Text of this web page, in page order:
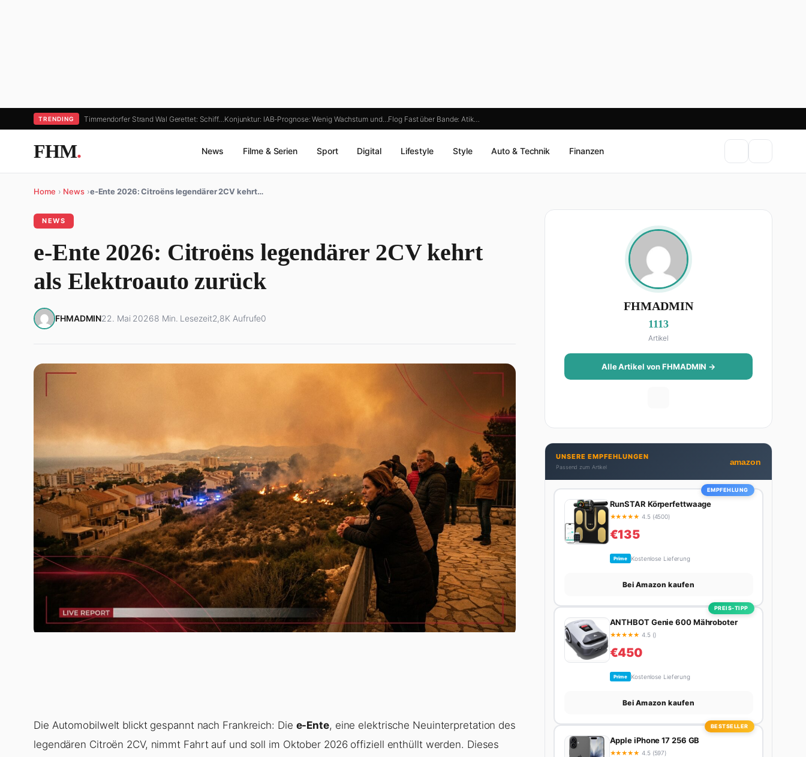
TRENDING Timmendorfer Strand Wal Gerettet: Schiff… Konjunktur: IAB-Prognose: Wenig Wachstum und… Flog Fast über Bande: Atik…
FHM. News Filme & Serien Sport Digital Lifestyle Style Auto & Technik Finanzen
Home › News ›e-Ente 2026: Citroëns legendärer 2CV kehrt…
NEWS
e-Ente 2026: Citroëns legendärer 2CV kehrt
als Elektroauto zurück
FHMADMIN22. Mai 20268 Min. Lesezeit2,8K Aufrufe0
Die Automobilwelt blickt gespannt nach Frankreich: Die e-Ente, eine elektrische Neuinterpretation des
legendären Citroën 2CV, nimmt Fahrt auf und soll im Oktober 2026 offiziell enthüllt werden. Dieses
FHMADMIN
1113
Artikel
Alle Artikel von FHMADMIN →
UNSERE EMPFEHLUNGEN
Passend zum Artikel
amazon
EMPFEHLUNG
RunSTAR Körperfettwaage
★★★★★ 4.5 (4500)
€135
Prime Kostenlose Lieferung
Bei Amazon kaufen
PREIS-TIPP
ANTHBOT Genie 600 Mähroboter
★★★★★ 4.5 ()
€450
Prime Kostenlose Lieferung
Bei Amazon kaufen
BESTSELLER
Apple iPhone 17 256 GB
★★★★★ 4.5 (597)